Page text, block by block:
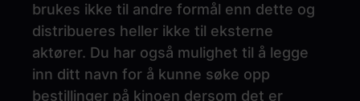
brukes ikke til andre formål enn dette og
distribueres heller ikke til eksterne
aktører. Du har også mulighet til å legge
inn ditt navn for å kunne søke opp
bestillinger på kinoen dersom det er